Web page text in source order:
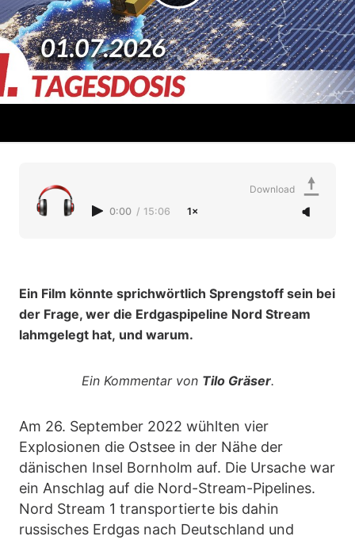
0:00 / 15:06 1×
Download
Ein Film könnte sprichwörtlich Sprengstoff sein bei
der Frage, wer die Erdgaspipeline Nord Stream
lahmgelegt hat, und warum.
Ein Kommentar von Tilo Gräser.
Am 26. September 2022 wühlten vier
Explosionen die Ostsee in der Nähe der
dänischen Insel Bornholm auf. Die Ursache war
ein Anschlag auf die Nord-Stream-Pipelines.
Nord Stream 1 transportierte bis dahin
russisches Erdgas nach Deutschland und